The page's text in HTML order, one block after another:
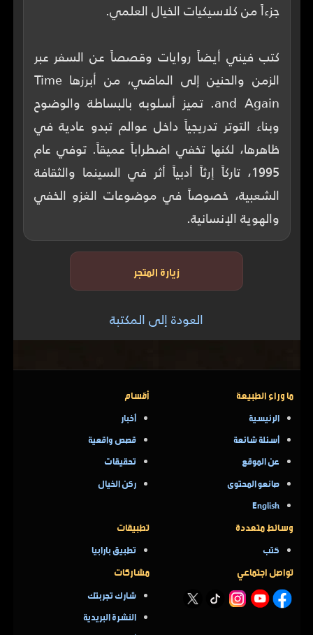
كتب فيني أيضاً روايات وقصصاً عن السفر عبر
الزمن والحنين إلى الماضي، من أبرزها Time
and Again. تميز أسلوبه بالبساطة والوضوح
وبناء التوتر تدريجياً داخل عوالم تبدو عادية في
ظاهرها، لكنها تخفي اضطراباً عميقاً. توفي عام
1995، تاركاً إرثاً أدبياً أثر في السينما والثقافة
الشعبية، خصوصاً في موضوعات الغزو الخفي
والهوية الإنسانية.
زيارة المتجر
العودة إلى المكتبة
ما وراء الطبيعة
الرئيسية
أسئلة شائعة
عن الموقع
صانعو المحتوى
English
أقسام
أخبار
قصص واقعية
تحقيقات
ركن الخيال
وسائط متعددة
كتب
تطبيقات
تطبيق بارابيا
تواصل اجتماعي مشاركات
شارك تجربتك
النشرة البريدية